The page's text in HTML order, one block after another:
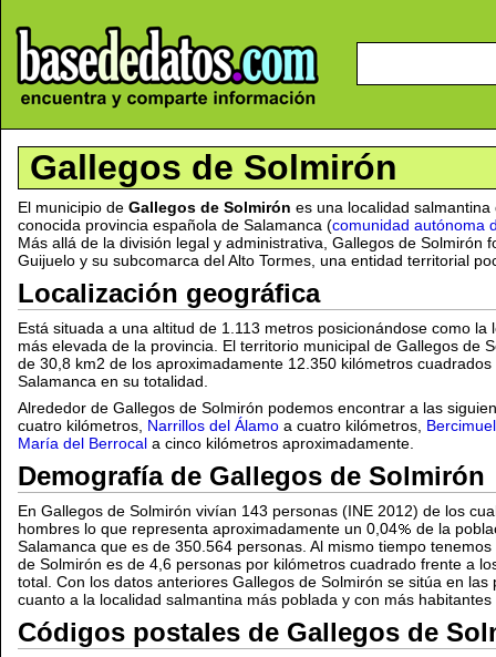
Gallegos de Solmirón
El municipio de Gallegos de Solmirón es una localidad
conocida provincia española de Salamanca (comunidad autónoma
Más allá de la división legal y administrativa, Gallegos de Solmirón
Guijuelo y su subcomarca del Alto Tormes, una entidad territorial
Localización geográfica
Está situada a una altitud de 1.113 metros posicionándose como la
más elevada de la provincia. El territorio municipal de Gallegos de
de 30,8 km2 de los aproximadamente 12.350 kilómetros
Salamanca en su totalidad.
Alrededor de Gallegos de Solmirón podemos encontrar a las
cuatro kilómetros, Narrillos del Álamo a cuatro kilómetros,
María del Berrocal a cinco kilómetros aproximadamente.
Demografía de Gallegos de Solmirón
En Gallegos de Solmirón vivían 143 personas (INE 2012) de los
hombres lo que representa aproximadamente un 0,04
de la
Salamanca que es de 350.564 personas. Al mismo tiempo
de Solmirón es de 4,6 personas por kilómetros cuadrado frente a
total. Con los datos anteriores Gallegos de Solmirón se sitúa en las
cuanto a la localidad salmantina más poblada y con más
Códigos postales de Gallegos de